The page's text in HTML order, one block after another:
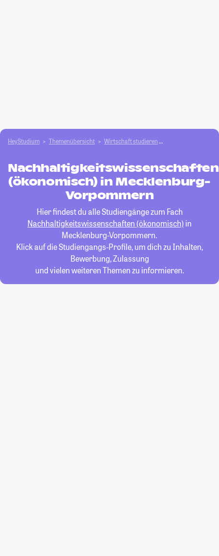
HeyStudium Themenübersicht Wirtschaft studieren
Nachhaltigkeitswissenschaften
(ökonomisch) in Mecklenburg-
Vorpommern
Hier findest du alle Studiengänge zum Fach
Nachhaltigkeitswissenschaften (ökonomisch) in
Mecklenburg-Vorpommern.
Klick auf die Studiengangs-Profile, um dich zu Inhalten,
Bewerbung, Zulassung
und vielen weiteren Themen zu informieren.